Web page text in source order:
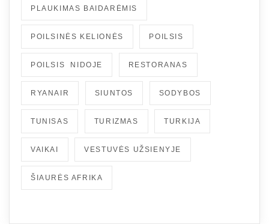
PLAUKIMAS BAIDARĖMIS
POILSINĖS KELIONĖS POILSIS
POILSIS NIDOJE RESTORANAS
RYANAIR SIUNTOS SODYBOS
TUNISAS TURIZMAS TURKIJA
VAIKAI VESTUVĖS UŽSIENYJE
ŠIAURĖS AFRIKA